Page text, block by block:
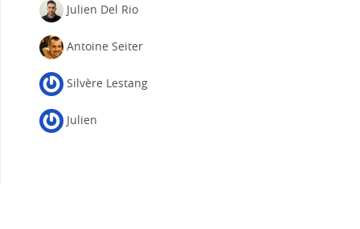
Julien Del Rio
Antoine Seiter
Silvère Lestang
Julien